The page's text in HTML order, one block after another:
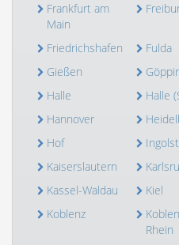
Frankfurt am
Main
Friedrichshafen Fulda
Gießen
Halle
Halle
Hannover
Hof
Kaiserslautern
Kassel-Waldau
Kiel
Koblenz
Rhein